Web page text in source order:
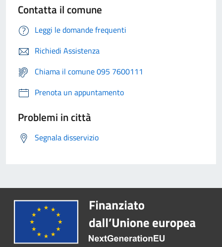
Contatta il comune
Leggi le domande frequenti
Richiedi Assistenza
Chiama il comune 095 7600111
Prenota un appuntamento
Problemi in città
Segnala disservizio